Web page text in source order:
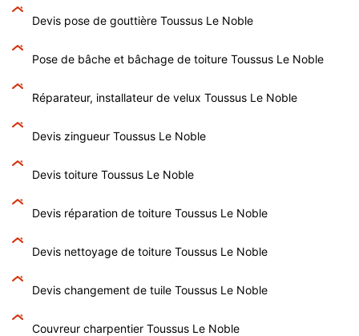
Devis pose de gouttière Toussus Le Noble
Pose de bâche et bâchage de toiture Toussus Le Noble
Réparateur, installateur de velux Toussus Le Noble
Devis zingueur Toussus Le Noble
Devis toiture Toussus Le Noble
Devis réparation de toiture Toussus Le Noble
Devis nettoyage de toiture Toussus Le Noble
Devis changement de tuile Toussus Le Noble
Couvreur charpentier Toussus Le Noble